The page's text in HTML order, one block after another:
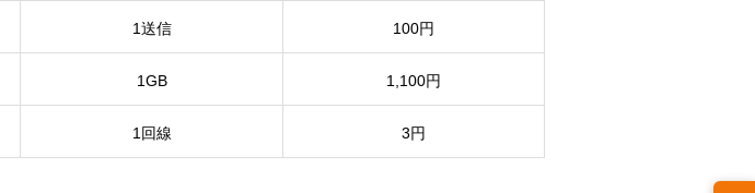
1送信 100円
1GB 1,100円
1回線 3円